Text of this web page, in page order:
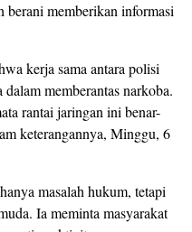
berani memberikan informasi
kerja sama antara polisi
memberantas narkoba.
rantai jaringan ini benar-
keterangannya, Minggu, 6
masalah hukum, tetapi
Ia meminta masyarakat